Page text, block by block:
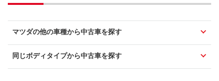
マツダの他の車種から中古車を探す
同じボディタイプから中古車を探す